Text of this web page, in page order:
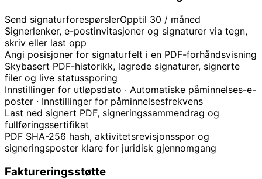
Send signaturforespørslerOpptil 30 / måned
Signerlenker, e-postinvitasjoner og signaturer via tegn,
skriv eller last opp
Angi posisjoner for signaturfelt i en PDF-forhåndsvisning
Skybasert PDF-historikk, lagrede signaturer, signerte
filer og live statussporing
Innstillinger for utløpsdato · Automatiske påminnelses-e-
poster · Innstillinger for påminnelsesfrekvens
Last ned signert PDF, signeringssammendrag og
fullføringssertifikat
PDF SHA-256 hash, aktivitetsrevisjonsspor og
signeringsposter klare for juridisk gjennomgang
Faktureringsstøtte